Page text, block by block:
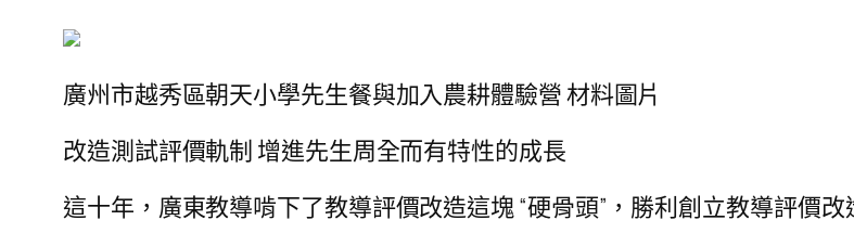
廣州市越秀區朝天小學先生餐與加入農耕體驗營 材料圖片
改造測試評價軌制 增進先生周全而有特性的成長
這十年，廣東教導啃下了教導評價改造這塊 “硬骨頭”，勝利創立教導評價改